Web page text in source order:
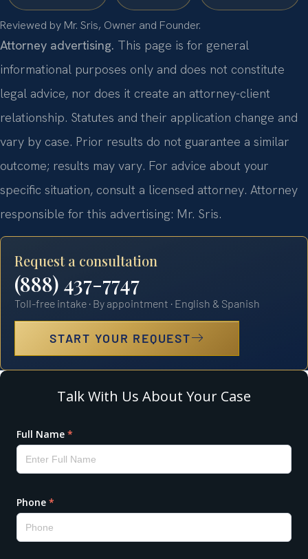
Reviewed by Mr. Sris, Owner and Founder.
Attorney advertising. This page is for general
informational purposes only and does not constitute
legal advice, nor does it create an attorney-client
relationship. Statutes and their application change and
vary by case. Prior results do not guarantee a similar
outcome; results may vary. For advice about your
specific situation, consult a licensed attorney. Attorney
responsible for this advertising: Mr. Sris.
Request a consultation
(888) 437-7747
Toll-free intake · By appointment · English & Spanish
START YOUR REQUEST